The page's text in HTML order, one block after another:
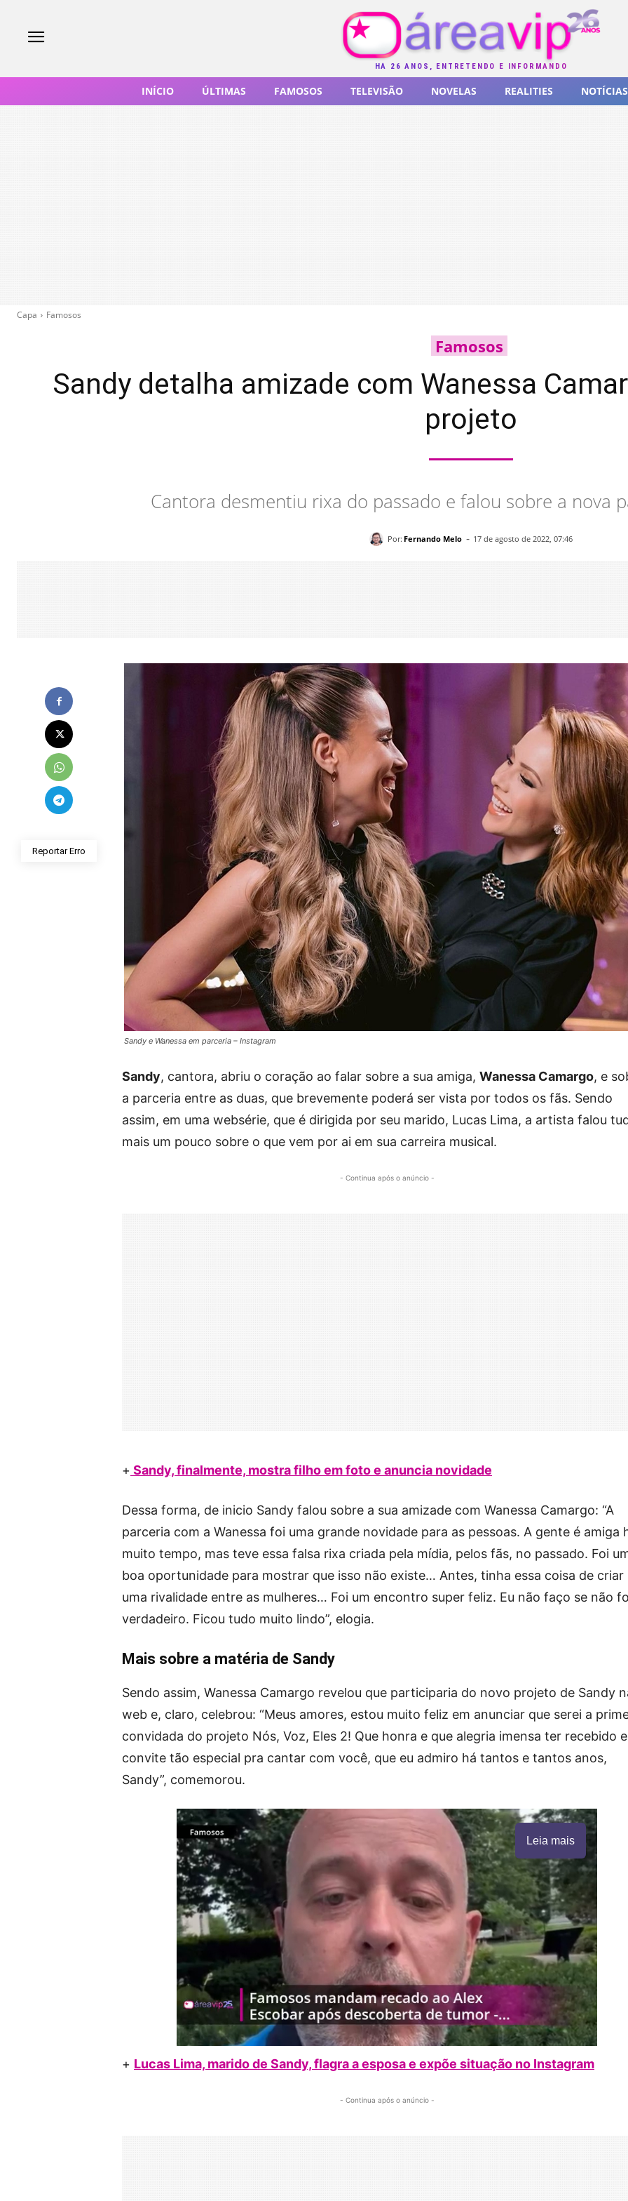
HÁ 26 ANOS, ENTRETENDO E INFORMANDO
INÍCIO ÚLTIMAS FAMOSOS TELEVISÃO NOVELAS REALITIES NOTÍCIAS
Capa Famosos
Famosos
Sandy detalha amizade com Wanessa
projeto
Cantora desmentiu rixa do passado e falou sobre a nova
Por: Fernando Melo - 17 de agosto de 2022, 07:46
Reportar Erro
Sandy e Wanessa em parceria – Instagram
Sandy, cantora, abriu o coração ao falar sobre a sua amiga, Wanessa Camargo, e
a parceria entre as duas, que brevemente poderá ser vista por todos os fãs. Sendo
assim, em uma websérie, que é dirigida por seu marido, Lucas Lima, a artista falou
mais um pouco sobre o que vem por ai em sua carreira musical.
- Continua após o anúncio -
+ Sandy, finalmente, mostra filho em foto e anuncia novidade
Dessa forma, de inicio Sandy falou sobre a sua amizade com Wanessa Camargo: “A
parceria com a Wanessa foi uma grande novidade para as pessoas. A gente é amiga
muito tempo, mas teve essa falsa rixa criada pela mídia, pelos fãs, no passado. Foi
boa oportunidade para mostrar que isso não existe… Antes, tinha essa coisa de criar
uma rivalidade entre as mulheres… Foi um encontro super feliz. Eu não faço se não
verdadeiro. Ficou tudo muito lindo”, elogia.
Mais sobre a matéria de Sandy
Sendo assim, Wanessa Camargo revelou que participaria do novo projeto de Sandy
web e, claro, celebrou: “Meus amores, estou muito feliz em anunciar que serei a
convidada do projeto Nós, Voz, Eles 2! Que honra e que alegria imensa ter recebido
convite tão especial pra cantar com você, que eu admiro há tantos e tantos anos,
Sandy”, comemorou.
Leia mais
+ Lucas Lima, marido de Sandy, flagra a esposa e expõe situação no Instagram
- Continua após o anúncio -